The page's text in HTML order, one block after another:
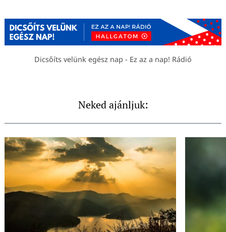
Dicsőíts velünk egész nap - Ez az a nap! Rádió
Neked ajánljuk: